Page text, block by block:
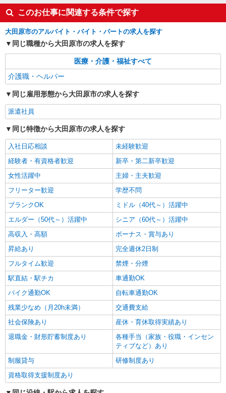
キープ
派遣社員
株式会社kotrio /●UT-H-1733241
＜大田原市＞障がい者デイサービスSTAFF＊
40代・50代も活躍中
通費全支給(ガソリン代含む)＞
大田原市内多数 マイカー通勤OK
キープ 詳細を見る
派遣社員
株式会社kotrio /●UT-H-2068035
大田原市｜まずは送迎業務で活躍しよう◎デイ
サービスSTAFF
時給1500円〜2125円 ＜日払い有/週払い有/交
通費全支給(ガソリン代含む)＞
大田原市内多数 マイカー通勤OK
キープ 詳細を見る
このお仕事に関連する条件で探す
大田原市のアルバイト・バイト・パートの求人を探す
同じ職種から大田原市の求人を探す
医療・介護・福祉すべて
介護職・ヘルパー
同じ雇用形態から大田原市の求人を探す
派遣社員
同じ特徴から大田原市の求人を探す
入社日応相談
未経験歓迎
経験者・有資格者歓迎
新卒・第二新卒歓迎
女性活躍中
主婦・主夫歓迎
フリーター歓迎
学歴不問
ブランクOK
ミドル（40代～）活躍中
エルダー（50代～）活躍中
シニア（60代～）活躍中
高収入・高額
ボーナス・賞与あり
昇給あり
完全週休2日制
フルタイム歓迎
禁煙・分煙
駅直結・駅チカ
車通勤OK
バイク通勤OK
自転車通勤OK
残業少なめ（月20h未満）
交通費支給
社会保険あり
産休・育休取得実績あり
退職金・財形貯蓄制度あり
各種手当（家族・役職・インセン
ティブなど）あり
制服貸与
研修制度あり
資格取得支援制度あり